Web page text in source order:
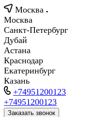
Москва
Москва
Санкт-Петербург
Дубай
Астана
Краснодар
Екатеринбург
Казань
+74951200123
+74951200123
Заказать звонок